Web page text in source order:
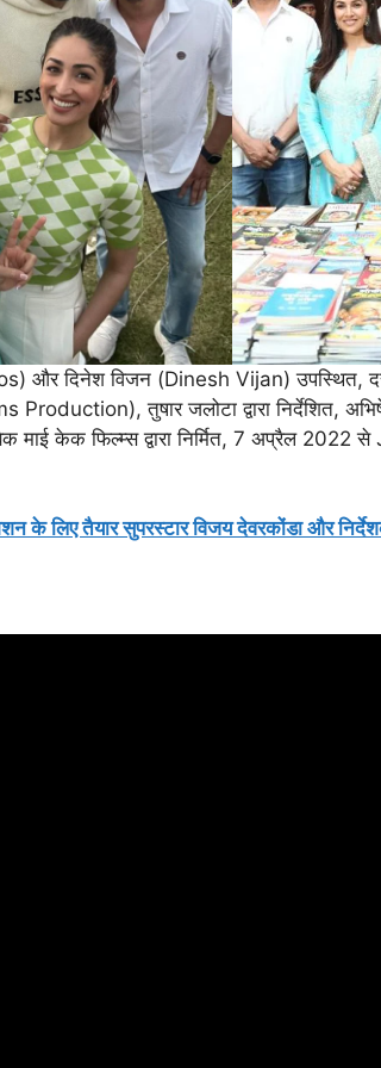
और दिनेश विजन (Dinesh Vijan) उपस्थित,
तुषार जलोटा द्वारा निर्देशित,
माई केक फिल्म्स द्वारा निर्मित, 7 अप्रैल
के लिए तैयार सुपरस्टार विजय देवरकोंडा और